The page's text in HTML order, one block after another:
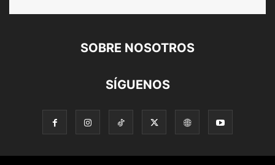
SOBRE NOSOTROS
SÍGUENOS